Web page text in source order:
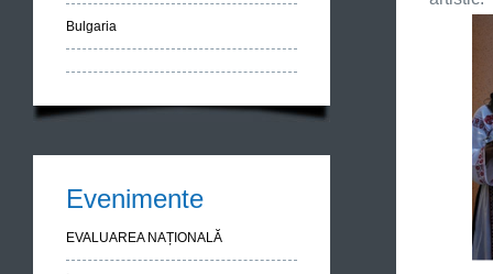
Bulgaria
Evenimente
EVALUAREA NAȚIONALĂ